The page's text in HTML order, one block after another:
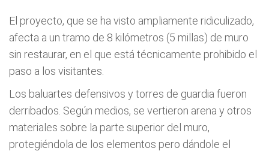
El proyecto, que se ha visto ampliamente ridiculizado,
afecta a un tramo de 8 kilómetros (5 millas) de muro
sin restaurar, en el que está técnicamente prohibido el
paso a los visitantes.
Los baluartes defensivos y torres de guardia fueron
derribados. Según medios, se vertieron arena y otros
materiales sobre la parte superior del muro,
protegiéndola de los elementos pero dándole el